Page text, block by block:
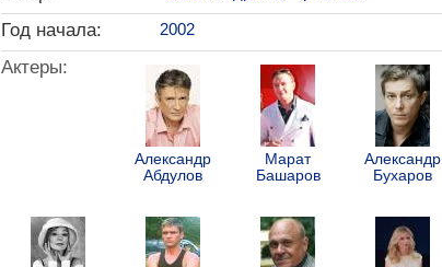
Год начала: 2002
Актеры:
Александр
Абдулов
Марат
Башаров
Александр
Бухаров